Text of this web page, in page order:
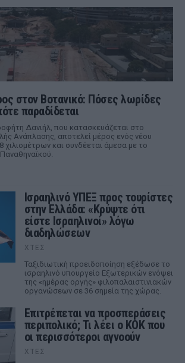
στον Βοτανικό: Πόσες λωρίδες
παραδίδεται
Δανιήλ, που κατασκευάζεται στο
Ανάπλασης, αποτελεί μέρος ενός νέου
χιλιομέτρων και συνδέεται άμεσα με το
Ισραηλινό ΥΠΕΞ προς τουρίστες
στην Ελλάδα: «Κρύψτε ότι
είστε Ισραηλινοί» λόγω
διαδηλώσεων
ΧΤΕΣ
Ταξιδιωτική προειδοποίηση εξέδωσε το
ισραηλινό υπουργείο Εξωτερικών ενόψει
της «ημέρας οργής» φιλοπαλαιστινιακών
οργανώσεων σε 36 σημεία της χώρας.
Επιτρέπεται να προσπεράσεις
περιπολικό; Τι λέει ο ΚΟΚ που
οι περισσότεροι αγνοούν
ΧΤΕΣ